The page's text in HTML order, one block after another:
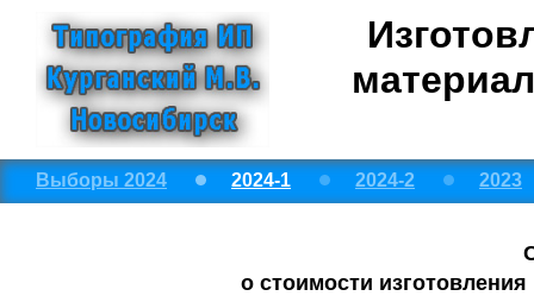
Выборы 2024 2024-1 2024-2 2023
о стоимости